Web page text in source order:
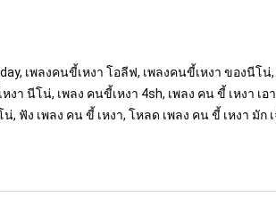
เพลงคนขี้เหงา โอลีฟ, เพลงคนขี้เหงา ของนีโน่
า นีโน่, เพลง คนขี้เหงา 4sh, เพลง คน ขี้ เหงา เ
, ฟัง เพลง คน ขี้ เหงา, โหลด เพลง คน ขี้ เหงา มัก